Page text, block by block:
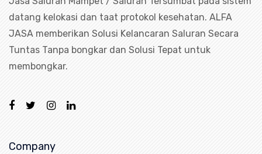
datang kelokasi dan taat protokol kesehatan. ALFA
JASA memberikan Solusi Kelancaran Saluran Secara
Tuntas Tanpa bongkar dan Solusi Tepat untuk
membongkar.
Company